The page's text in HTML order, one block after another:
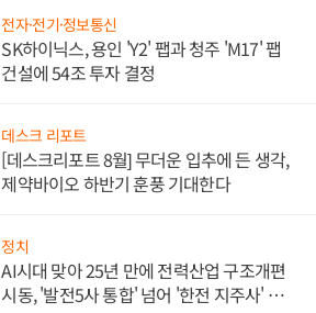
전자·전기·정보통신
SK하이닉스, 용인 'Y2' 팹과 청주 'M17' 팹
건설에 54조 투자 결정
데스크 리포트
[데스크리포트 8월] 무더운 입추에 든 생각,
제약바이오 하반기 훈풍 기대한다
정치
AI시대 맞아 25년 만에 전력산업 구조개편
시동, '발전5사 통합' 넘어 '한전 지주사' 재편